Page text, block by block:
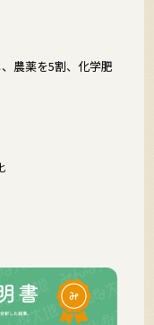
農薬を5割、化学肥